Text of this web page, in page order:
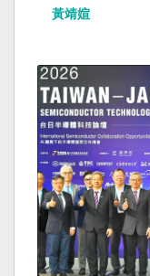
黃靖媗